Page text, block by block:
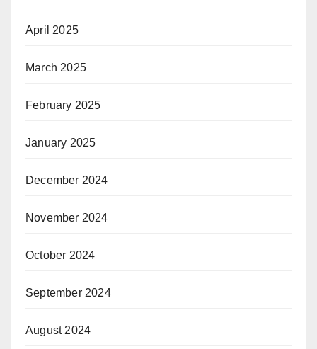
April 2025
March 2025
February 2025
January 2025
December 2024
November 2024
October 2024
September 2024
August 2024